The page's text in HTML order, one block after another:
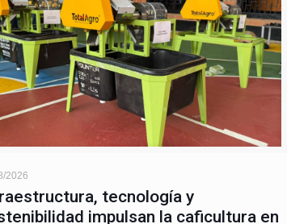
2026
tecnología y
impulsan la caficultura en